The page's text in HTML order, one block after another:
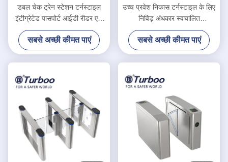
डबल चेक ट्रेन स्टेशन टर्नस्टाइल
इंटीग्रेटेड पासपोर्ट आईडी रीडर एबी
डोर
सबसे अच्छी कीमत पाएं
उच्च प्रवेश निकास टर्नस्टाइल के लिए
निविड़ अंधकार स्वचालित
आरएफआईडी स्विंग गेट बैरियर
सबसे अच्छी कीमत पाएं